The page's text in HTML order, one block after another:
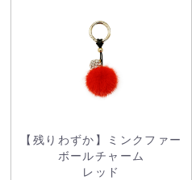
【残りわずか】ミンクファー
ボールチャーム
レッド